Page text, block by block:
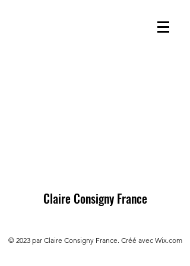
Claire Consigny France
© 2023 par Claire Consigny France. Créé avec Wix.com